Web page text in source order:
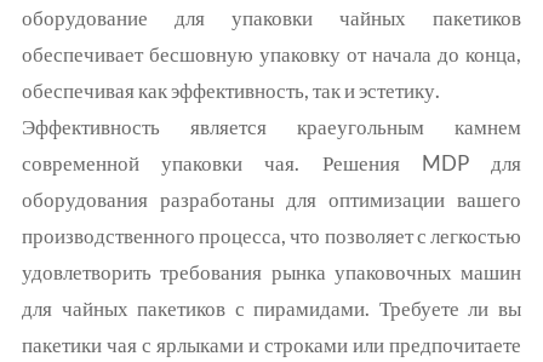
оборудование для упаковки чайных пакетиков
обеспечивает бесшовную упаковку от начала до конца,
обеспечивая как эффективность, так и эстетику.
Эффективность является краеугольным камнем
современной упаковки чая. Решения MDP для
оборудования разработаны для оптимизации вашего
производственного процесса, что позволяет с легкостью
удовлетворить требования рынка упаковочных машин
для чайных пакетиков с пирамидами. Требуете ли вы
пакетики чая с ярлыками и строками или предпочитаете